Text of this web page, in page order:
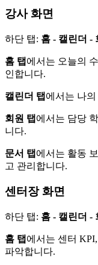
강사 화면
하단 탭: 홈 - 캘린더 -
홈 탭 에서는 오늘의
인합니다.
캘린더 탭 에서는 나
회원 탭 에서는 담당
니다.
문서 탭 에서는 활동
고 관리합니다.
센터장 화면
하단 탭: 홈 - 캘린더 -
홈 탭 에서는 센터
파악합니다.